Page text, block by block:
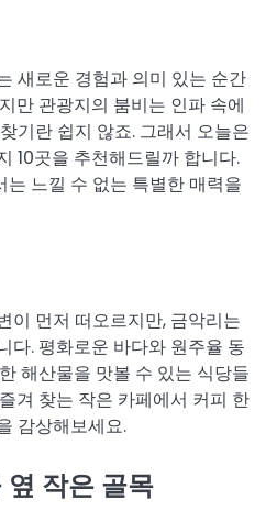
새로운 경험과 의미 있는 순간
만 관광지의 붐비는 인파 속에
기란 쉽지 않죠. 그래서 오늘은
10곳을 추천해드릴까 합니다.
느낄 수 없는 특별한 매력을
이 먼저 떠오르지만, 금악리는
다. 평화로운 바다와 원주율 동
해산물을 맛볼 수 있는 식당들
겨 찾는 작은 카페에서 커피 한
감상해보세요.
작은 골목